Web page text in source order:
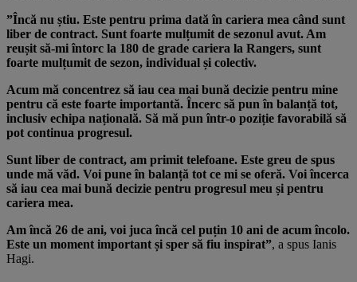
”Încă nu știu. Este pentru prima dată în cariera mea când sunt
liber de contract. Sunt foarte mulțumit de sezonul avut. Am
reușit să-mi întorc la 180 de grade cariera la Rangers, sunt
foarte mulțumit de sezon, individual și colectiv.
Acum mă concentrez să iau cea mai bună decizie pentru mine
pentru că este foarte importantă. Încerc să pun în balanță tot,
inclusiv echipa națională. Să mă pun într-o poziție favorabilă să
pot continua progresul.
Sunt liber de contract, am primit telefoane. Este greu de spus
unde mă văd. Voi pune în balanță tot ce mi se oferă. Voi încerca
să iau cea mai bună decizie pentru progresul meu și pentru
cariera mea.
Am încă 26 de ani, voi juca încă cel puțin 10 ani de acum încolo.
Este un moment important și sper să fiu inspirat”, a spus Ianis
Hagi.